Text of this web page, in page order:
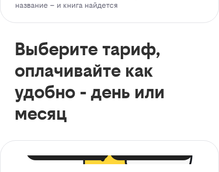
название – и книга найдется
Выберите тариф,
оплачивайте как
удобно - день или
месяц